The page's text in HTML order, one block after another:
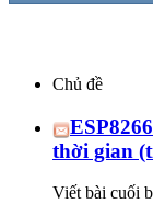
Chủ đề
thời gian
Viết bài cuối